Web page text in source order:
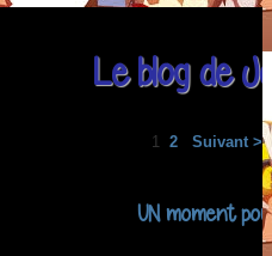
Le blog de
1 2 Suivant >
UN moment